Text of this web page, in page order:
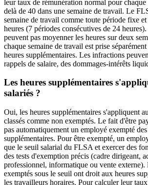
leur taux de rémunération normal pour
delà de 40 dans une semaine de travail. Le
semaine de travail comme toute période fixe
heures (7 périodes consécutives de 24
peuvent pas moyenner les heures sur deux
chaque semaine de travail est prise
heures supplémentaires. Les infractions
rappels de salaire, des dommages-intérêts
Les heures supplémentaires
salariés ?
Oui, les heures supplémentaires s'appliquent
classés comme non exemptés. Le fait d'être
pas automatiquement un employé exempté
supplémentaires. Pour être exempté, un
que le seuil salarial du FLSA et exercer des
des tests d'exemption précis (cadre dirigeant,
professionnel, informatique ou vente externe).
exemptés sous le seuil ont droit aux heures
les travailleurs horaires. Pour calculer leur